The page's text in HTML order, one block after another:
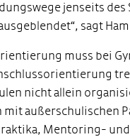
jenseits des
sagt
muss bei
nicht allein
außerschulischen
Mentoring-